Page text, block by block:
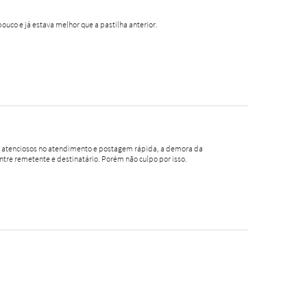
e já estava melhor que a pastilha anterior.
no atendimento e postagem rápida, a demora da
remetente e destinatário. Porém não culpo por isso.